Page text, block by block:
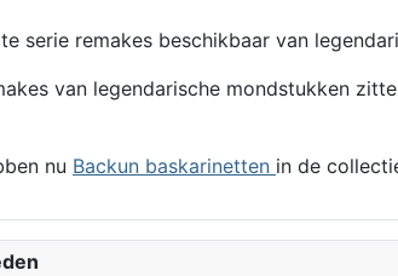
remakes beschikbaar van
van legendarische mondstukken
nu Backun baskarinetten in de